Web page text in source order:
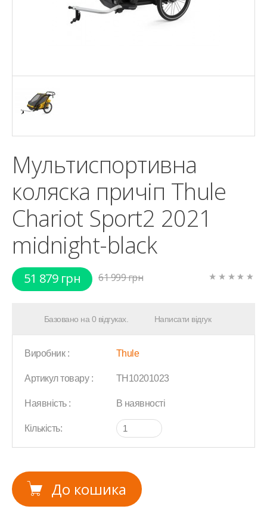
Мультиспортивна
коляска причіп Thule
Chariot Sport2 2021
midnight-black
51 879 грн 61 999 грн
Базовано на 0 відгуках. Написати відгук
Виробник : Thule
Артикул товару : TH10201023
Наявність : В наявності
Кількість:
До кошика